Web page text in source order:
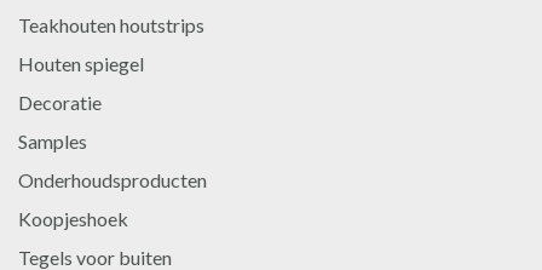
Teakhouten houtstrips
Houten spiegel
Decoratie
Samples
Onderhoudsproducten
Koopjeshoek
Tegels voor buiten